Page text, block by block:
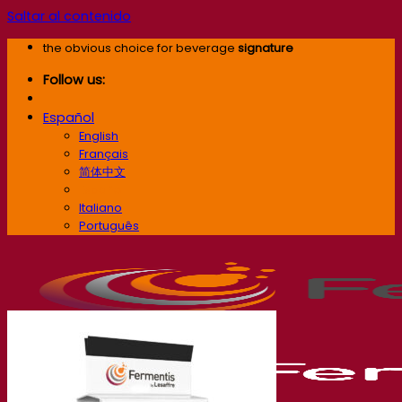
Saltar al contenido
the obvious choice for beverage signature
Follow us:
Español
English
Français
简体中文
Italiano
Português